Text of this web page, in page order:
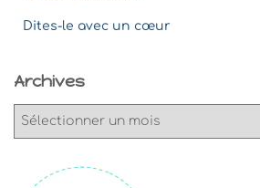
Dites-le avec un cœur
Archives